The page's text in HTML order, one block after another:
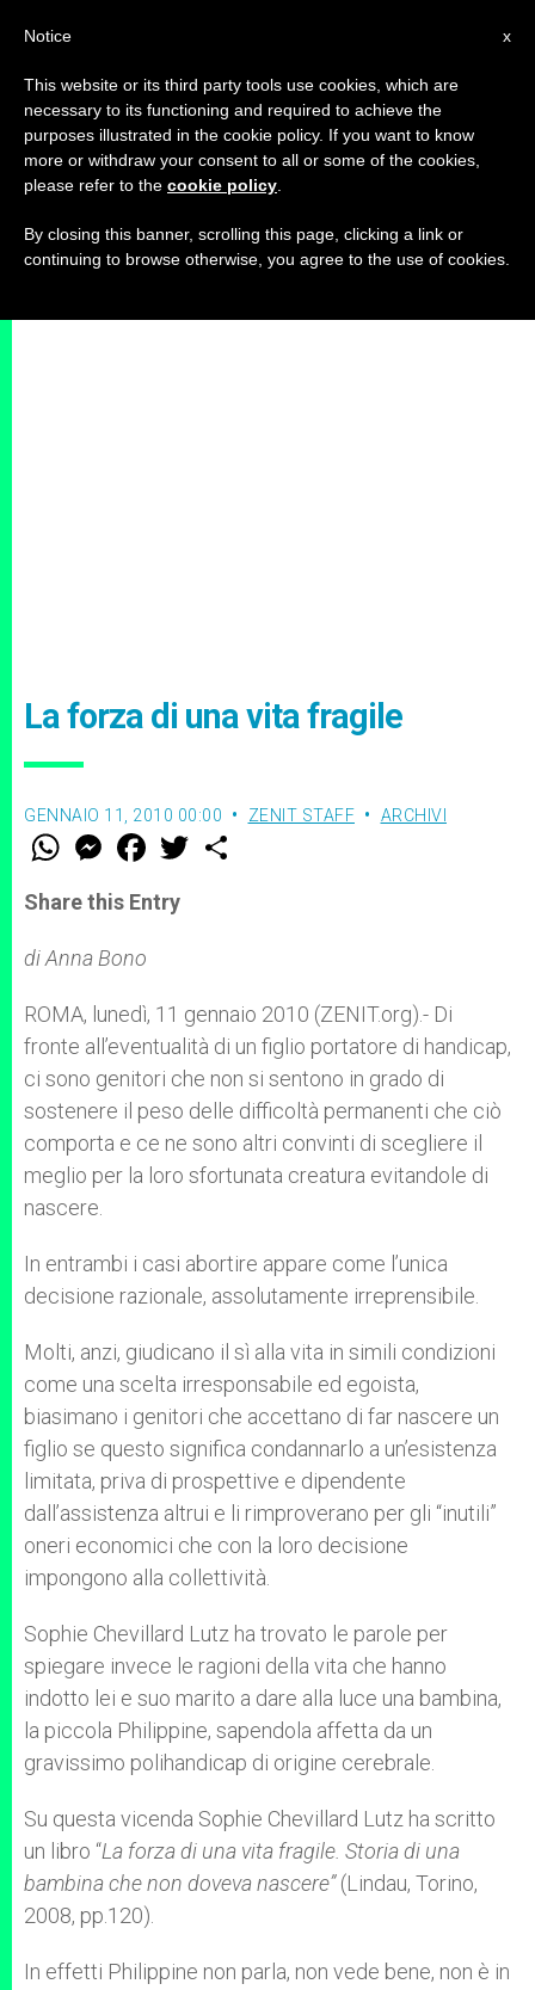
La forza di una vita fragile
GENNAIO 11, 2010 00:00 ZENIT STAFF ARCHIVI
W
t
s
p
p
M
e
s
e
g
e
F
a
e
b
w
Share this Entry
di Anna Bono
ROMA, lunedì, 11 gennaio 2010 (ZENIT.org).- Di
fronte all’eventualità di un figlio portatore di handicap,
ci sono genitori che non si sentono in grado di
sostenere il peso delle difficoltà permanenti che ciò
comporta e ce ne sono altri convinti di scegliere il
meglio per la loro sfortunata creatura evitandole di
nascere.
In entrambi i casi abortire appare come l’unica
decisione razionale, assolutamente irreprensibile.
Molti, anzi, giudicano il sì alla vita in simili condizioni
come una scelta irresponsabile ed egoista,
biasimano i genitori che accettano di far nascere un
figlio se questo significa condannarlo a un’esistenza
limitata, priva di prospettive e dipendente
dall’assistenza altrui e li rimproverano per gli “inutili”
oneri economici che con la loro decisione
impongono alla collettività.
Sophie Chevillard Lutz ha trovato le parole per
spiegare invece le ragioni della vita che hanno
indotto lei e suo marito a dare alla luce una bambina,
la piccola Philippine, sapendola affetta da un
gravissimo polihandicap di origine cerebrale.
Su questa vicenda Sophie Chevillard Lutz ha scritto
un libro “La forza di una vita fragile. Storia di una
bambina che non doveva nascere”(Lindau, Torino,
2008, pp.120).
In effetti Philippine non parla, non vede bene, non è in
x
Notice
This website or its third party tools use cookies, which are
necessary to its functioning and required to achieve the
purposes illustrated in the cookie policy. If you want to know
more or withdraw your consent to all or some of the cookies,
please refer to the cookie policy
By closing this banner, scrolling this page, clicking a link or
continuing to browse otherwise, you agree to the use of cookies.